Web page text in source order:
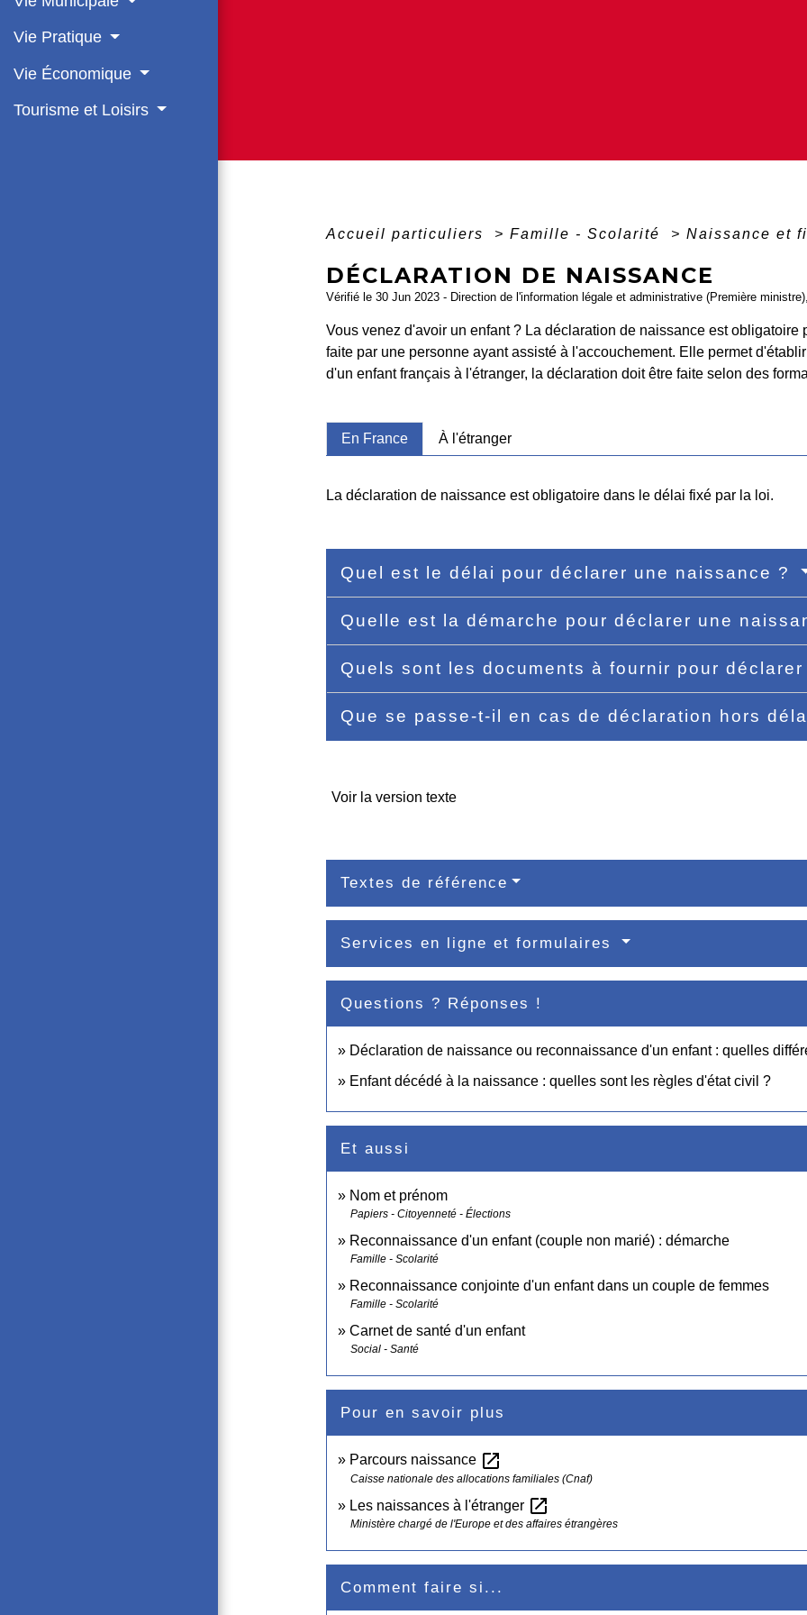
Vie Pratique
Vie Économique
Tourisme et Loisirs
Accueil particuliers > Famille - Scolarité > Naissance et
DÉCLARATION DE NAISSANCE
Vérifié le 30 Jun 2023 - Direction de l'information légale et administrative (Première
Vous venez d'avoir un enfant ? La déclaration de naissance est obligatoire
faite par une personne ayant assisté à l'accouchement. Elle permet
d'un enfant français à l'étranger, la déclaration doit être faite selon des
En France À l'étranger
La déclaration de naissance est obligatoire dans le délai fixé par la loi.
Quel est le délai pour déclarer une naissance ?
Quelle est la démarche pour déclarer une
Quels sont les documents à fournir pour
Que se passe-t-il en cas de déclaration hors
Voir la version texte
Textes de référence
Services en ligne et formulaires
Questions ? Réponses !
Déclaration de naissance ou reconnaissance d'un enfant : quelles
Enfant décédé à la naissance : quelles sont les règles d'état civil ?
Et aussi
Nom et prénom
Papiers - Citoyenneté - Élections
Reconnaissance d'un enfant (couple non marié) : démarche
Famille - Scolarité
Reconnaissance conjointe d'un enfant dans un couple de femmes
Famille - Scolarité
Carnet de santé d'un enfant
Social - Santé
Pour en savoir plus
Parcours naissance open_in_new
Caisse nationale des allocations familiales (Cnaf)
Les naissances à l'étranger open_in_new
Ministère chargé de l'Europe et des affaires étrangères
Comment faire si...